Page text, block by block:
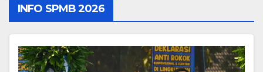
INFO SPMB 2026